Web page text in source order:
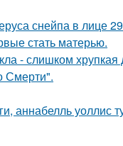
снейпа в лице
стать матерью.
- слишком хрупкая
Смерти".
аннабелль уоллис